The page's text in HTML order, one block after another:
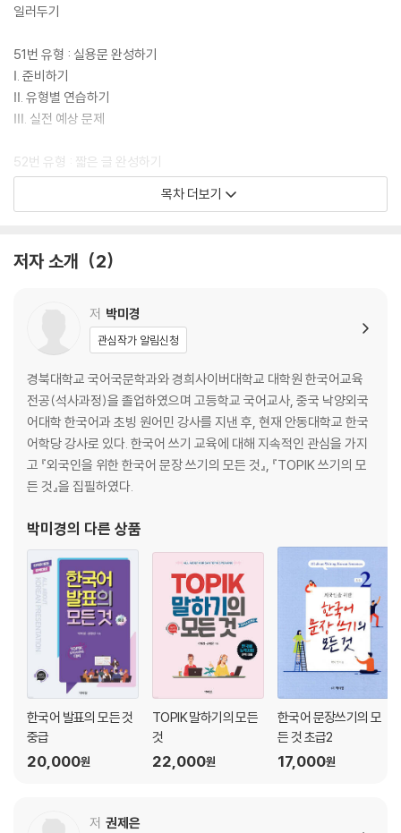
일러두기
51번 유형 : 실용문 완성하기
Ⅰ. 준비하기
Ⅱ. 유형별 연습하기
Ⅲ. 실전 예상 문제
52번 유형 : 짧은 글 완성하기
Ⅰ. 준비하기
53번 유형 : 조사 결과 설명하기
Ⅱ. 내용별 연습하기
Ⅲ. 유형별 300자 쓰기
54번 유형 : 자기 생각 쓰기
Ⅰ. 준비하기
Ⅱ. 확인하기
Ⅲ. 한 단락 쓰기
Ⅳ. 유형별 700자 쓰기
정답 및 예시글
목차 더보기
저자 소개 2
저 박미경
관심작가 알림신청
경북대학교 국어국문학과와 경희사이버대학교 대학원 한국어교육
전공(석사과정)을 졸업하였으며 고등학교 국어교사, 중국 낙양외국
어대학 한국어과 초빙 원어민 강사를 지낸 후, 현재 안동대학교 한국
어학당 강사로 있다. 한국어 쓰기 교육에 대해 지속적인 관심을 가지
고 『외국인을 위한 한국어 문장 쓰기의 모든 것』, 『TOPIK 쓰기의 모
든 것』을 집필하였다.
박미경의 다른 상품
한국어 발표의 모든 것
중급
20,000원
TOPIK 말하기의 모든
것
22,000원
한국어 문장쓰기의 모
든 것 초급2
17,000원
저 권제은